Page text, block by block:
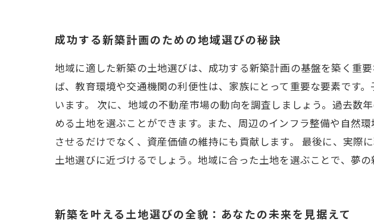
成功する新築計画のための地域選びの秘訣
地域に適した新築の土地選びは、成功する新築計画の基盤を築く重
ば、教育環境や交通機関の利便性は、家族にとって重要な要素です
います。 次に、地域の不動産市場の動向を調査しましょう。過去
める土地を選ぶことができます。また、周辺のインフラ整備や自然
させるだけでなく、資産価値の維持にも貢献します。 最後に、実際
土地選びに近づけるでしょう。地域に合った土地を選ぶことで、夢の
新築を叶える土地選びの全貌：あなたの未来を見据えて